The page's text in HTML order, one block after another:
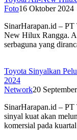
Foto16 Oktober 2024
SinarHarapan.id –
New Hilux Rangga.
serbaguna yang
Toyota Sinyalkan
2024
Network20
SinarHarapan.id –
sinyal kuat akan
komersial pada